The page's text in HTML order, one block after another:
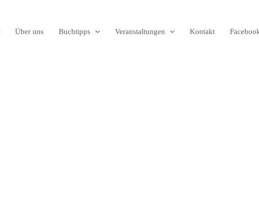
Über uns Buchtipps Veranstaltungen Kontakt